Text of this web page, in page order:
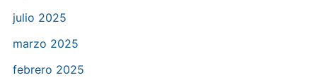
julio 2025
marzo 2025
febrero 2025